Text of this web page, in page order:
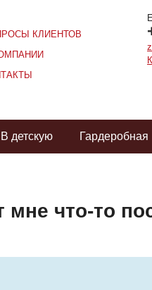
КЛИЕНТОВ
В детскую Гардеробная
что-то